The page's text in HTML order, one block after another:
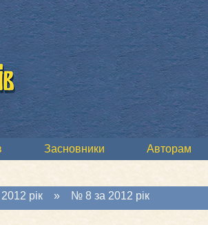
Засновники Авторам
рік » № 8 за 2012 рік